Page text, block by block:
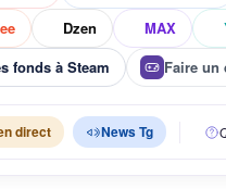
Dzen MAX
fonds à Steam Faire un
direct News Tg